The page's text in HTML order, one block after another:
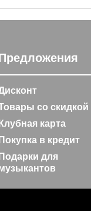
со скидкой
Клубная карта
Покупка в кредит
Подарки для